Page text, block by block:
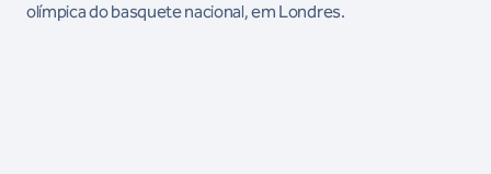
olímpica do basquete nacional, em Londres.